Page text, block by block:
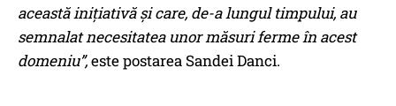
această inițiativă și care, de-a lungul timpului, au
semnalat necesitatea unor măsuri ferme în acest
domeniu”,este postarea Sandei Danci.